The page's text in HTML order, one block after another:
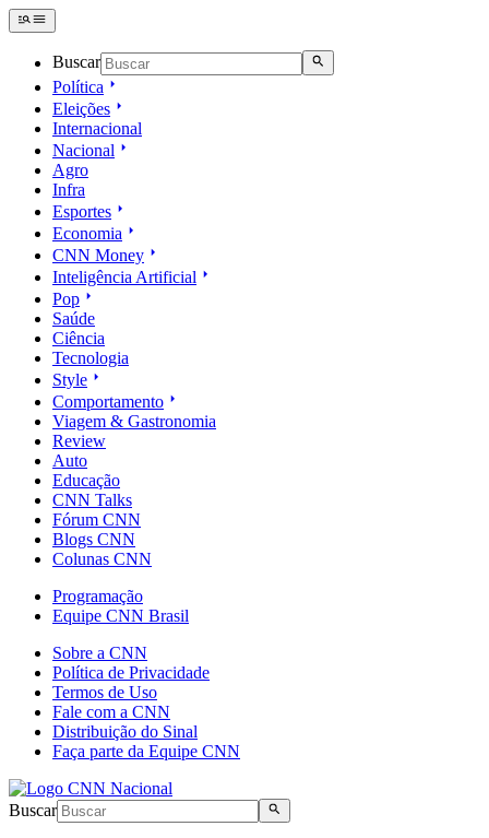
Buscar
Política
Eleições
Internacional
Nacional
Agro
Infra
Esportes
Economia
CNN Money
Inteligência Artificial
Pop
Saúde
Ciência
Tecnologia
Style
Comportamento
Viagem & Gastronomia
Review
Auto
Educação
CNN Talks
Fórum CNN
Blogs CNN
Colunas CNN
Programação
Equipe CNN Brasil
Sobre a CNN
Política de Privacidade
Termos de Uso
Fale com a CNN
Distribuição do Sinal
Faça parte da Equipe CNN
Buscar